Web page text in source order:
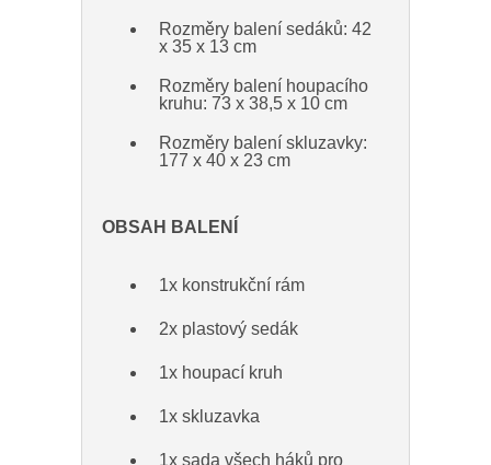
Rozměry balení sedáků: 42
x 35 x 13 cm
Rozměry balení houpacího
kruhu: 73 x 38,5 x 10 cm
Rozměry balení skluzavky:
177 x 40 x 23 cm
OBSAH BALENÍ
1x konstrukční rám
2x plastový sedák
1x houpací kruh
1x skluzavka
1x sada všech háků pro